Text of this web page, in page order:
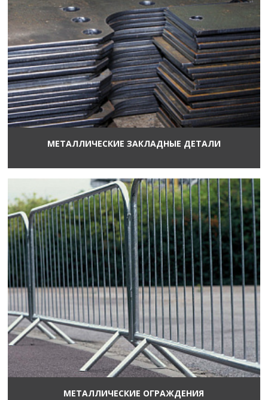
МЕТАЛЛИЧЕСКИЕ ЗАКЛАДНЫЕ ДЕТАЛИ
МЕТАЛЛИЧЕСКИЕ ОГРАЖДЕНИЯ